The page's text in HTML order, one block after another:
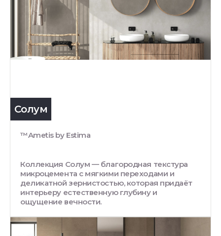
Солум
™Ametis by Estima
Коллекция Солум — благородная текстура
микроцемента с мягкими переходами и
деликатной зернистостью, которая придаёт
интерьеру естественную глубину и
ощущение вечности.